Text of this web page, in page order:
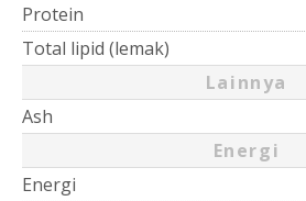
Protein
Total lipid (lemak)
Lainnya
Ash
Energi
Energi